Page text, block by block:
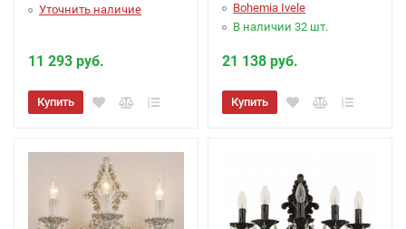
Уточнить наличие
11 293 руб.
Купить
Bohemia Ivele
В наличии 32 шт.
21 138 руб.
Купить